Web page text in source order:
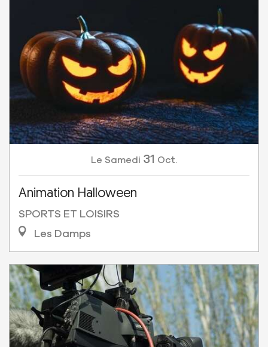
Le Samedi 31 Oct.
Animation Halloween
SPORTS ET LOISIRS
Les Damps